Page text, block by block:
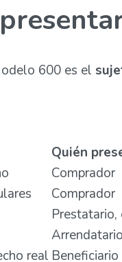
600 es el
Quién
Comprador
Comprador
Prestatario,
Arrendatario
real